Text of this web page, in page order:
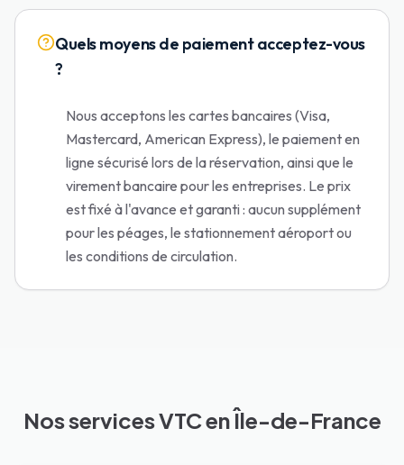
Quels moyens de paiement acceptez-vous
?
Nous acceptons les cartes bancaires (Visa,
Mastercard, American Express), le paiement en
ligne sécurisé lors de la réservation, ainsi que le
virement bancaire pour les entreprises. Le prix
est fixé à l'avance et garanti : aucun supplément
pour les péages, le stationnement aéroport ou
les conditions de circulation.
Nos services VTC en Île-de-France